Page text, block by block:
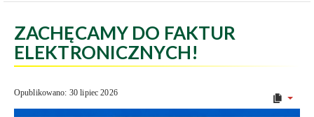
ZACHĘCAMY DO FAKTUR
ELEKTRONICZNYCH!
Opublikowano: 30 lipiec 2026